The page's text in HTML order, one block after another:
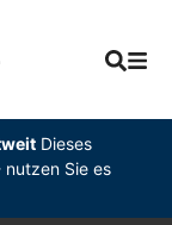
Dieses
Sie es